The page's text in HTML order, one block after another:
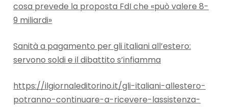
cosa prevede la proposta FdI che «può valere 8-
9 miliardi»
Sanità a pagamento per gli italiani all’estero:
servono soldi e il dibattito s’infiamma
https://ilgiornaleditorino.it/gli-italiani-allestero-
potranno-continuare-a-ricevere-lassistenza-